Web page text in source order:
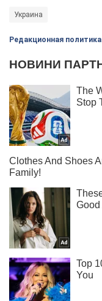
Украина
Редакционная политика